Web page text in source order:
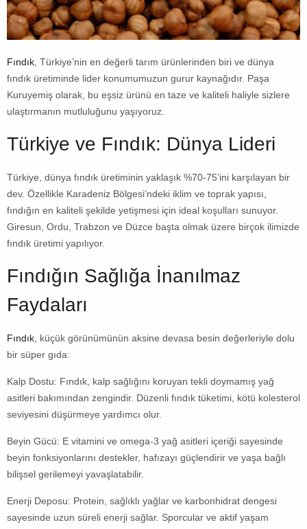
Fındık , Türkiye’nin en değerli tarım ürünlerinden biri ve dünya
fındık üretiminde lider konumumuzun gurur kaynağıdır. Paşa
Kuruyemiş olarak, bu eşsiz ürünü en taze ve kaliteli haliyle sizlere
ulaştırmanın mutluluğunu yaşıyoruz.
Türkiye ve Fındık: Dünya Lideri
Türkiye, dünya fındık üretiminin yaklaşık %70-75’ini karşılayan bir
dev. Özellikle Karadeniz Bölgesi’ndeki iklim ve toprak yapısı,
fındığın en kaliteli şekilde yetişmesi için ideal koşulları sunuyor.
Giresun, Ordu, Trabzon ve Düzce başta olmak üzere birçok ilimizde
fındık üretimi yapılıyor.
Fındığın Sağlığa İnanılmaz
Faydaları
Fındık , küçük görünümünün aksine devasa besin değerleriyle dolu
bir süper gıda:
Kalp Dostu: Fındık, kalp sağlığını koruyan tekli doymamış yağ
asitleri bakımından zengindir. Düzenli fındık tüketimi, kötü kolesterol
seviyesini düşürmeye yardımcı olur.
Beyin Gücü: E vitamini ve omega-3 yağ asitleri içeriği sayesinde
beyin fonksiyonlarını destekler, hafızayı güçlendirir ve yaşa bağlı
bilişsel gerilemeyi yavaşlatabilir.
Enerji Deposu: Protein, sağlıklı yağlar ve karbonhidrat dengesi
sayesinde uzun süreli enerji sağlar. Sporcular ve aktif yaşam